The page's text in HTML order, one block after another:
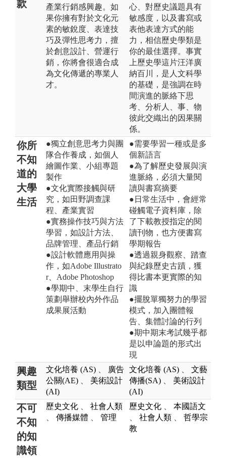
款
產業行銷感興趣。如
果你擁有對於文化元
素的敏銳度、表達技
巧及彈性思考力，擅
於創意設計、營運行
銷，你將會很適合成
為文化傳遞的專業人
才。
心、對歷史議題具有
敏感度，以及書寫或
表他表達方式的能
力，相信歷史學類是
你的最佳選擇。事實
上歷史學這片汪洋廣
納百川，是人文科學
的基礎，是強調在時
間演進的脈絡下思
考、分析人、事、物
彼此交織出的因果關
係。
你所
不知
道的
大學
生活
●獨立創意思考力與團
隊合作養成，如個人
繪圖作業、小組專題
製作
●文化實際接觸與研
究，如田野調查課
程、產業實習
●實務操作技巧與方法
學習，如設計方法、
品牌管理、產品行銷
●設計軟體應用與操
作，如Adobe Illustrato
r、Adobe Photoshop
●學期中、末學生自行
策劃舉辦校內外作品
成果展活動
●需要學習一種或是多
個新語言
●為了解歷史發展與演
進脈絡，必須大量閱
讀與書寫摘要
●日常生活中，會經常
碰觸電子資料庫，除
了下載教授指定的閱
讀刊物，也方便書寫
學期報告
●透過親身觀察、踏查
與紀錄歷史古蹟，獲
得比書本更實際的知
識
●擺脫單獨努力的學習
模式，加入團體報
告、集體討論的行列
●期中期末考試幾乎都
是以申論題的形式出
現
興趣
類型
文化培養 (AS)
廣告
公關(AE)
美術設計
(AI)
文化培養 (AS)
文藝
傳播(SA)
美術設計
(AI)
不可
不知
的知
識領
歷史文化
社會人類
傳播媒體 管理
歷史文化
本國語文
社會人類
哲學宗
教